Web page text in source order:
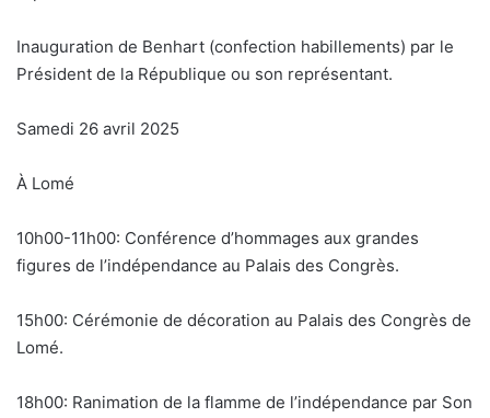
Inauguration de Benhart (confection habillements) par le
Président de la République ou son représentant.
Samedi 26 avril 2025
À Lomé
10h00-11h00: Conférence d’hommages aux grandes
figures de l’indépendance au Palais des Congrès.
15h00: Cérémonie de décoration au Palais des Congrès de
Lomé.
18h00: Ranimation de la flamme de l’indépendance par Son